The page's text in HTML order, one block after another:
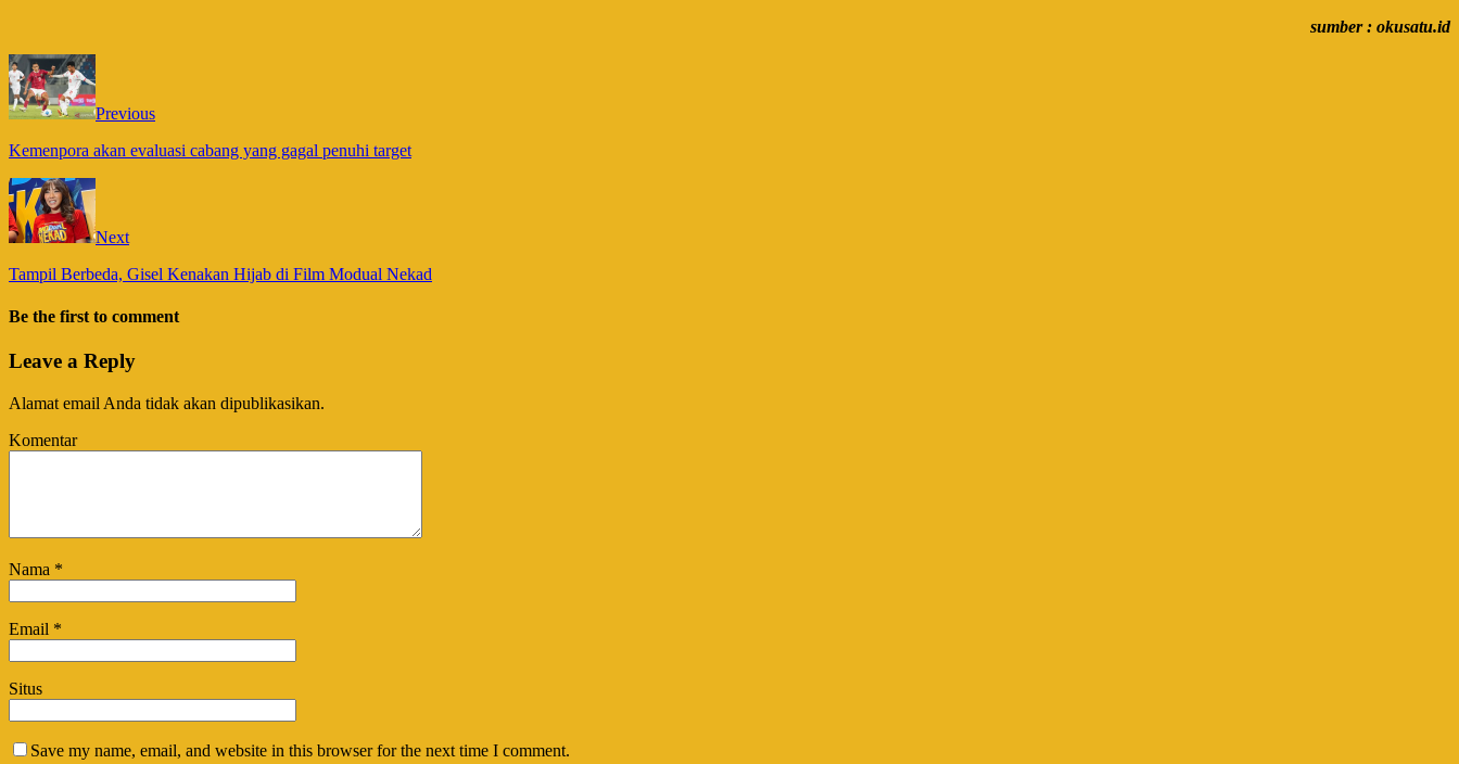
sumber : okusatu.id
Previous
Kemenpora akan evaluasi cabang yang gagal penuhi target
Next
Tampil Berbeda, Gisel Kenakan Hijab di Film Modual Nekad
Be the first to comment
Leave a Reply
Alamat email Anda tidak akan dipublikasikan.
Komentar
Nama *
Email *
Situs
Save my name, email, and website in this browser for the next time I comment.